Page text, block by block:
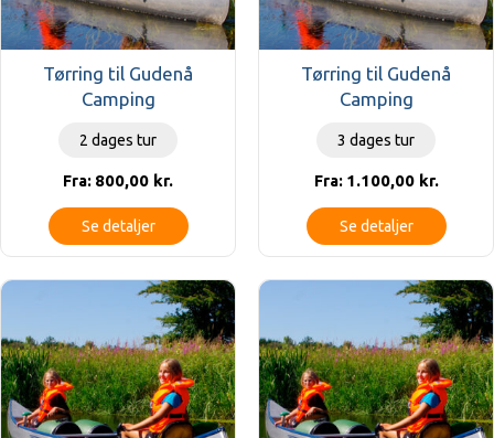
Tørring til Gudenå
Camping
2 dages tur
Fra: 800,00 kr.
Se detaljer
Tørring til Gudenå
Camping
3 dages tur
Fra: 1.100,00 kr.
Se detaljer